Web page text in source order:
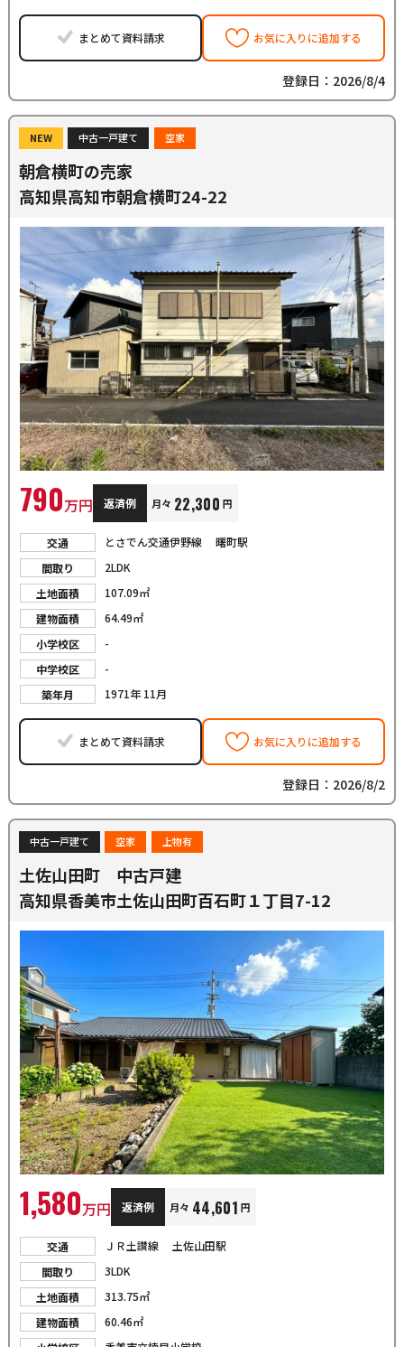
まとめて資料請求 お気に入りに追加する
登録日：2026/8/4
NEW 中古一戸建て 空家
朝倉横町の売家
高知県高知市朝倉横町24-22
790万円 返済例 月々 22,300 円
交通
とさでん交通伊野線 曙町駅
間取り
2LDK
土地面積
107.09㎡
建物面積
64.49㎡
小学校区
-
中学校区
-
築年月
1971年 11月
まとめて資料請求 お気に入りに追加する
登録日：2026/8/2
中古一戸建て 空家 上物有
土佐山田町 中古戸建
高知県香美市土佐山田町百石町１丁目7-12
1,580万円 返済例 月々 44,601 円
交通
ＪＲ土讃線 土佐山田駅
間取り
3LDK
土地面積
313.75㎡
建物面積
60.46㎡